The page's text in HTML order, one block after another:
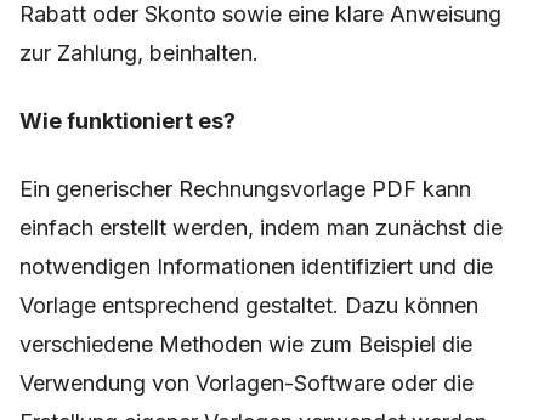
Rabatt oder Skonto sowie eine klare Anweisung
zur Zahlung, beinhalten.
Wie funktioniert es?
Ein generischer Rechnungsvorlage PDF kann
einfach erstellt werden, indem man zunächst die
notwendigen Informationen identifiziert und die
Vorlage entsprechend gestaltet. Dazu können
verschiedene Methoden wie zum Beispiel die
Verwendung von Vorlagen-Software oder die